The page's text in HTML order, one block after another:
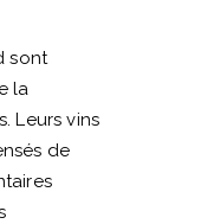
sont
la
Leurs vins
de